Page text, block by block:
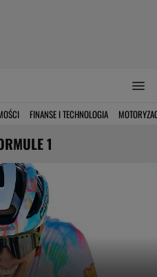
FINANSE I TECHNOLOGIA
1